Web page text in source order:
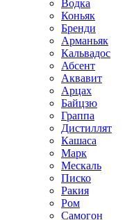
Водка
Коньяк
Бренди
Арманьяк
Кальвадос
Абсент
Аквавит
Арцах
Байцзю
Граппа
Дистиллят
Кашаса
Марк
Мескаль
Писко
Ракия
Ром
Самогон